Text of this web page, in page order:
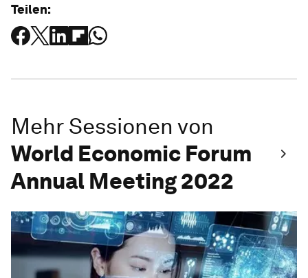
Teilen:
Mehr Sessionen von
World Economic Forum
Annual Meeting 2022